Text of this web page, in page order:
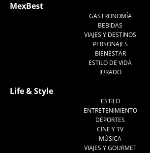
MexBest
GASTRONOMÍA
BEBIDAS
VIAJES Y DESTINOS
PERSONAJES
BIENESTAR
ESTILO DE VIDA
JURADO
Life & Style
ESTILO
ENTRETENIMIENTO
DEPORTES
CINE Y TV
MÚSICA
VIAJES Y GOURMET